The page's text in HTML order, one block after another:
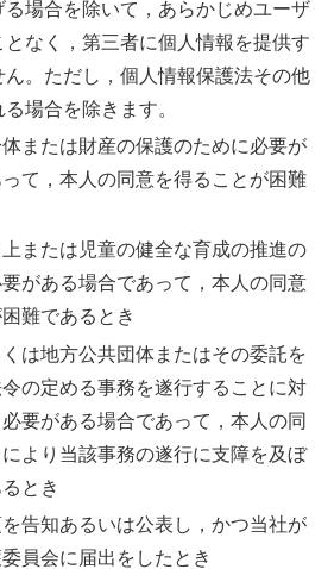
る場合を除いて，あらかじめユーザ
なく，第三者に個人情報を提供す
ん。ただし，個人情報保護法その他
場合を除きます。
体または財産の保護のために必要が
て，本人の同意を得ることが困難
または児童の健全な育成の推進の
がある場合であって，本人の同意
難であるとき
は地方公共団体またはその委託を
の定める事務を遂行することに対
要がある場合であって，本人の同
より当該事務の遂行に支障を及ぼ
とき
告知あるいは公表し，かつ当社が
員会に届出をしたとき